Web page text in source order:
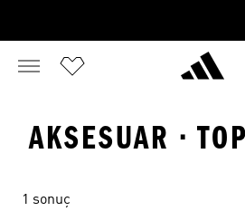
AKSESUAR ·
1 sonuç